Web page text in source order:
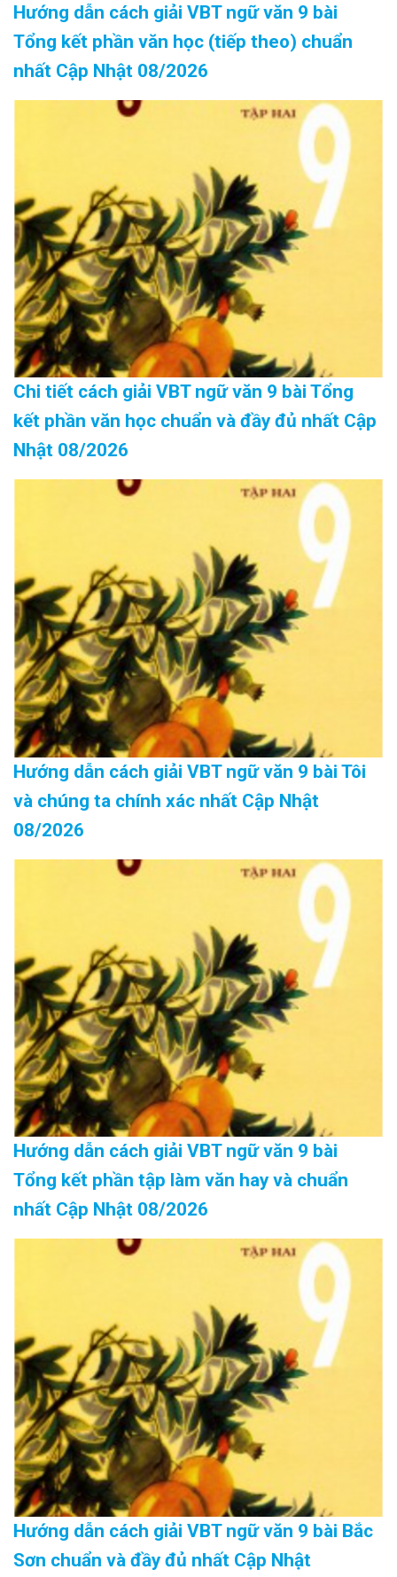
Hướng dẫn cách giải VBT ngữ văn 9 bài
Tổng kết phần văn học (tiếp theo) chuẩn
nhất Cập Nhật 08/2026
Chi tiết cách giải VBT ngữ văn 9 bài Tổng
kết phần văn học chuẩn và đầy đủ nhất Cập
Nhật 08/2026
Hướng dẫn cách giải VBT ngữ văn 9 bài Tôi
và chúng ta chính xác nhất Cập Nhật
08/2026
Hướng dẫn cách giải VBT ngữ văn 9 bài
Tổng kết phần tập làm văn hay và chuẩn
nhất Cập Nhật 08/2026
Hướng dẫn cách giải VBT ngữ văn 9 bài Bắc
Sơn chuẩn và đầy đủ nhất Cập Nhật